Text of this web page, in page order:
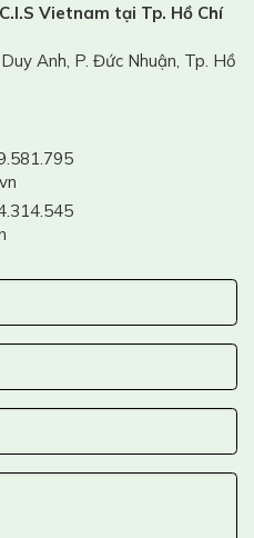
Vietnam tại Tp. Hồ Chí
Anh, P. Đức Nhuận, Tp. Hồ